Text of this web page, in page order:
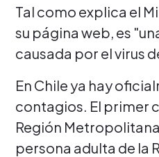
Tal como explica el
su página web, es
causada por el virus
En Chile ya hay
contagios. El primer
Región
persona adulta de la